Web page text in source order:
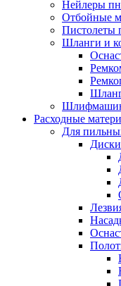
Нейлеры
Отбойные
Пистолеты
Шланги и
Расходные
Для